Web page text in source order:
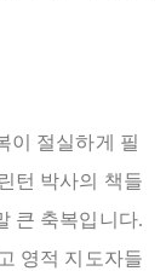
이 절실하게 필
턴 박사의 책들
큰 축복입니다.
영적 지도자들